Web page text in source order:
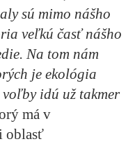
sú mimo nášho
veľkú časť nášho
Na tom nám
je ekológia
idú už takmer
má v
oblasť